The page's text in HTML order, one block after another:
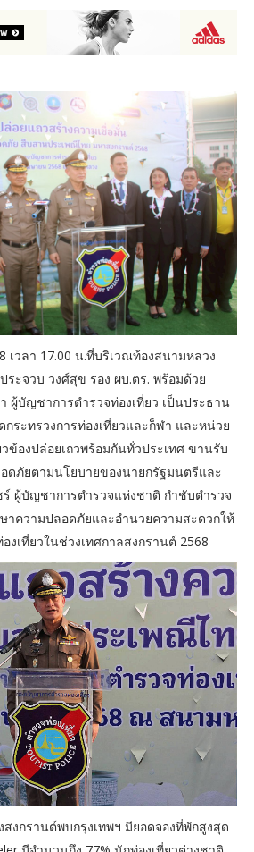
เวลา 17.00 น.ที่บริเวณท้องสนามหลวง
ระจวบ วงศ์สุข รอง ผบ.ตร. พร้อมด้วย
ผู้บัญชาการตำรวจท่องเที่ยว เป็นประธาน
ระทรวงการท่องเที่ยวและก็ฬา และหน่วย
ข้องปล่อยเถวพร้อมกันทั่วประเทศ ขานรับ
ดภัยตามนโยบายของนายกรัฐมนตรีและ
ผู้บัญชาการตำรวจแห่งชาติ กำชับตำรวจ
าความปลอดภัยและอำนวยความสะดวกให้
เที่ยวในช่วงเทศกาลสงกรานต์ 2568
งกรานต์พบกรุงเทพฯ มียอดจองที่พักสูงสุด